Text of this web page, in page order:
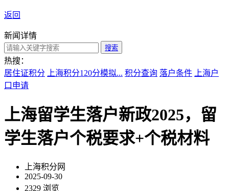
返回
新闻详情
搜索
热搜：
居住证积分
上海积分120分模拟... 积分查询 落户条件
上海户
口申请
上海留学生落户新政2025，留
学生落户个税要求+个税材料
上海积分网
2025-09-30
2329 浏览